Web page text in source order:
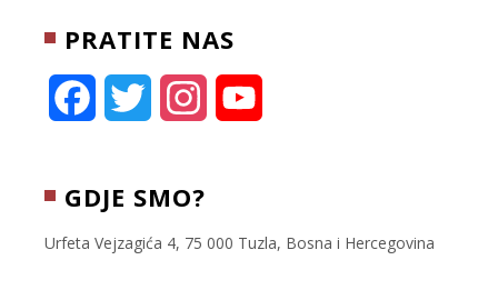
PRATITE NAS
c
e
i
t
t
T
GDJE SMO?
Urfeta Vejzagića 4, 75 000 Tuzla, Bosna i Hercegovina